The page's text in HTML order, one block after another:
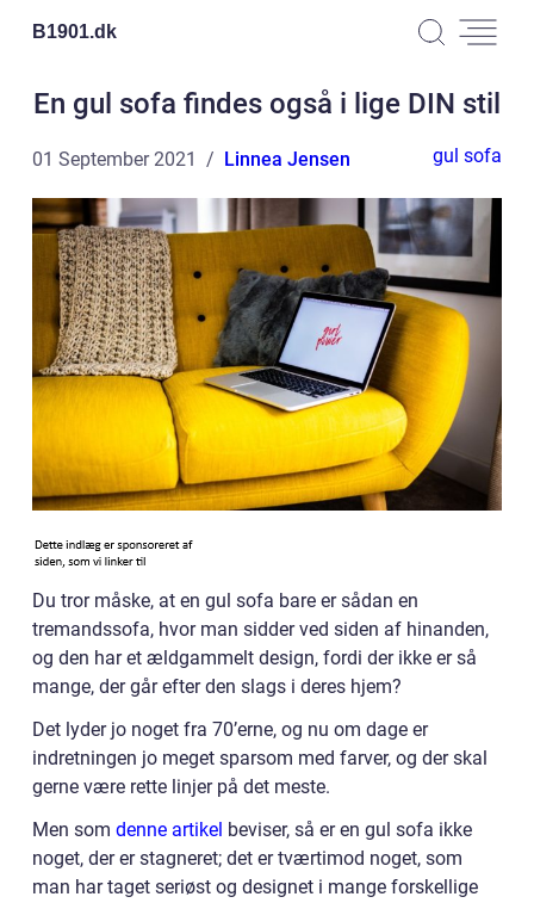
B1901.dk
En gul sofa findes også i lige DIN stil
01 September 2021 Linnea Jensen gul sofa
Du tror måske, at en gul sofa bare er sådan en
tremandssofa, hvor man sidder ved siden af hinanden,
og den har et ældgammelt design, fordi der ikke er så
mange, der går efter den slags i deres hjem?
Det lyder jo noget fra 70’erne, og nu om dage er
indretningen jo meget sparsom med farver, og der skal
gerne være rette linjer på det meste.
Men som denne artikel beviser, så er en gul sofa ikke
noget, der er stagneret; det er tværtimod noget, som
man har taget seriøst og designet i mange forskellige